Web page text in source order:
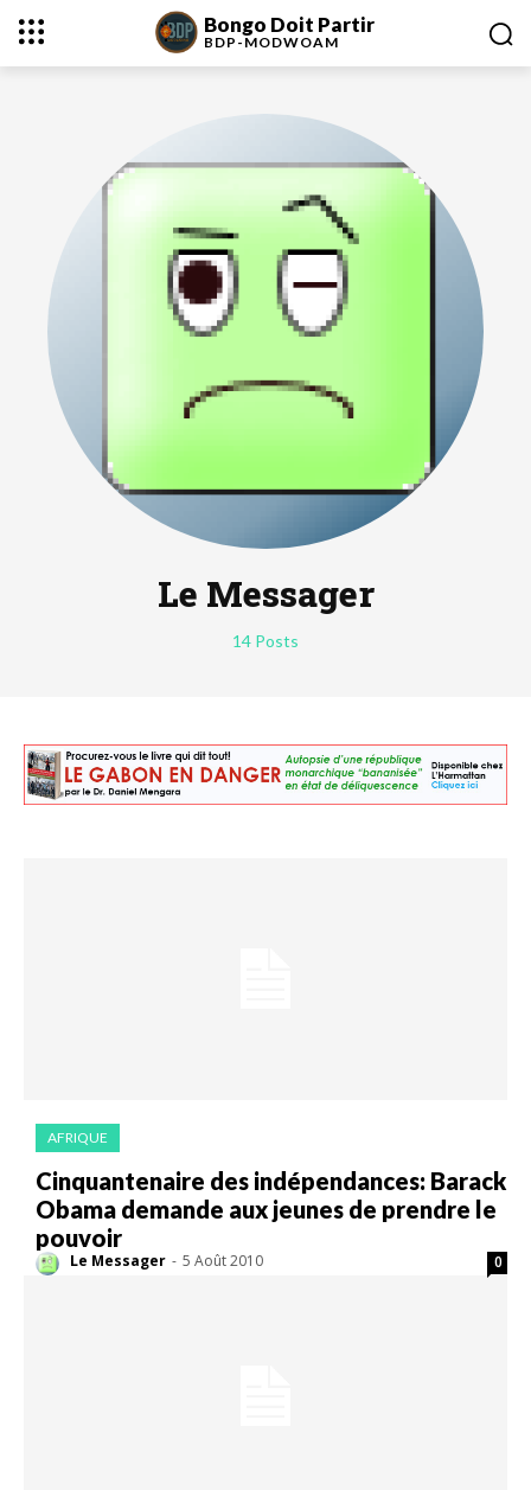
Bongo Doit Partir
BDP-MODWOAM
Le Messager
14 Posts
AFRIQUE
Cinquantenaire des indépendances: Barack
Obama demande aux jeunes de prendre le
pouvoir
Le Messager - 5 Août 2010 0